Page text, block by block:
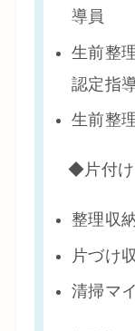
導員
生前整
認定指
生前整
◆片付け
整理収
片づけ
清掃マ